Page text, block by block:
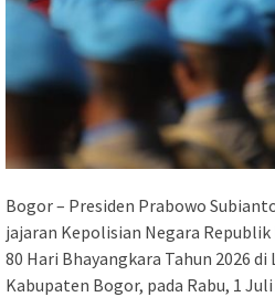
Bogor – Presiden Prabowo
jajaran Kepolisian Negara
80 Hari Bhayangkara Tahun 2026
Kabupaten Bogor, pada Rabu, 1